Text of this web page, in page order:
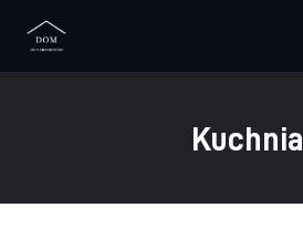
Kuchnia
Bloggers Unite
Materiały budowlane